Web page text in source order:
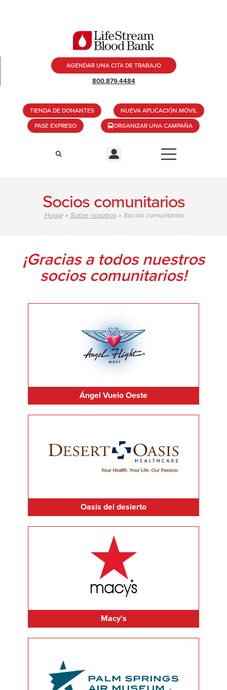
AGENDAR UNA CITA DE TRABAJO
800.879.4484
TIENDA DE DONANTES
NUEVA APLICACIÓN MÓVIL
PASE EXPRESO
ORGANIZAR UNA CAMPAÑA
Socios comunitarios
Hogar» Sobre nosotros» Socios comunitarios
¡Gracias a todos nuestros
socios comunitarios!
Ángel Vuelo Oeste
Oasis del desierto
Macy's